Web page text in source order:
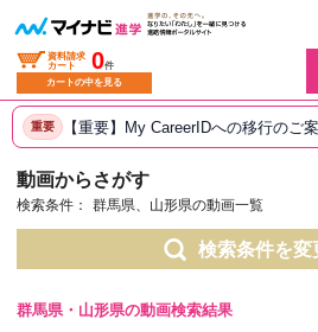
資料請求
カート
0件
カートの中を見る
重要 【重要】My CareerIDへの移行のご
動画からさがす
検索条件： 群馬県、山形県の動画一覧
検索条件を変
群馬県・山形県の動画検索結果